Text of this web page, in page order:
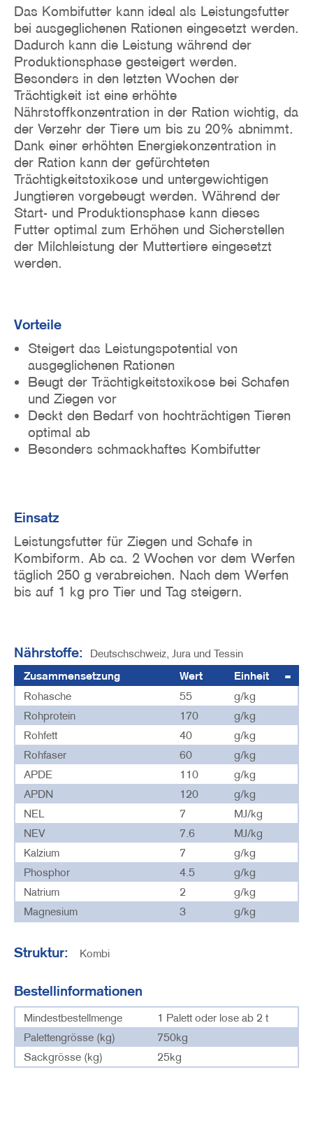
Das Kombifutter kann ideal als Leistungsfutter
bei ausgeglichenen Rationen eingesetzt werden.
Dadurch kann die Leistung während der
Produktionsphase gesteigert werden.
Besonders in den letzten Wochen der
Trächtigkeit ist eine erhöhte
Nährstoffkonzentration in der Ration wichtig, da
der Verzehr der Tiere um bis zu 20% abnimmt.
Dank einer erhöhten Energiekonzentration in
der Ration kann der gefürchteten
Trächtigkeitstoxikose und untergewichtigen
Jungtieren vorgebeugt werden. Während der
Start- und Produktionsphase kann dieses
Futter optimal zum Erhöhen und Sicherstellen
der Milchleistung der Muttertiere eingesetzt
werden.
Vorteile
Steigert das Leistungspotential von
ausgeglichenen Rationen
Beugt der Trächtigkeitstoxikose bei Schafen
und Ziegen vor
Deckt den Bedarf von hochträchtigen Tieren
optimal ab
Besonders schmackhaftes Kombifutter
Einsatz
Leistungsfutter für Ziegen und Schafe in
Kombiform. Ab ca. 2 Wochen vor dem Werfen
täglich 250 g verabreichen. Nach dem Werfen
bis auf 1 kg pro Tier und Tag steigern.
Nährstoffe: Deutschschweiz, Jura und Tessin
Zusammensetzung
Wert
Einheit
Rohasche
55
g/kg
Rohprotein
170
g/kg
Rohfett
40
g/kg
Rohfaser
60
g/kg
APDE
110
g/kg
APDN
120
g/kg
NEL
7
MJ/kg
NEV
7.6
MJ/kg
Kalzium
7
g/kg
Phosphor
4.5
g/kg
Natrium
2
g/kg
Magnesium
3 g/kg
Struktur: Kombi
Bestellinformationen
Mindestbestellmenge
1 Palett oder lose ab 2 t
Palettengrösse (kg)
750kg
Sackgrösse (kg)
25kg